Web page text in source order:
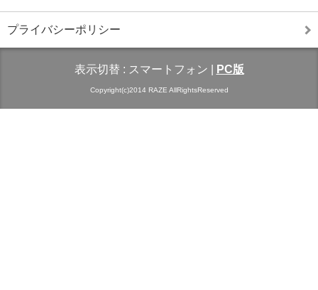
プライバシーポリシー
表示切替 : スマートフォン PC版
Copyright(c)2014 RAZE AllRightsReserved